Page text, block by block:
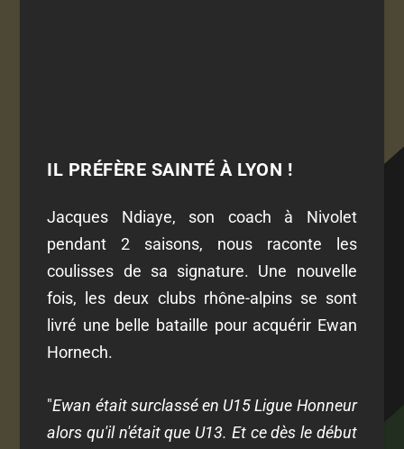
IL PRÉFÈRE SAINTÉ À LYON !
Jacques Ndiaye, son coach à Nivolet
pendant 2 saisons, nous raconte les
coulisses de sa signature. Une nouvelle
fois, les deux clubs rhône-alpins se sont
livré une belle bataille pour acquérir Ewan
Hornech.
"Ewan était surclassé en U15 Ligue Honneur
alors qu'il n'était que U13. Et ce dès le début